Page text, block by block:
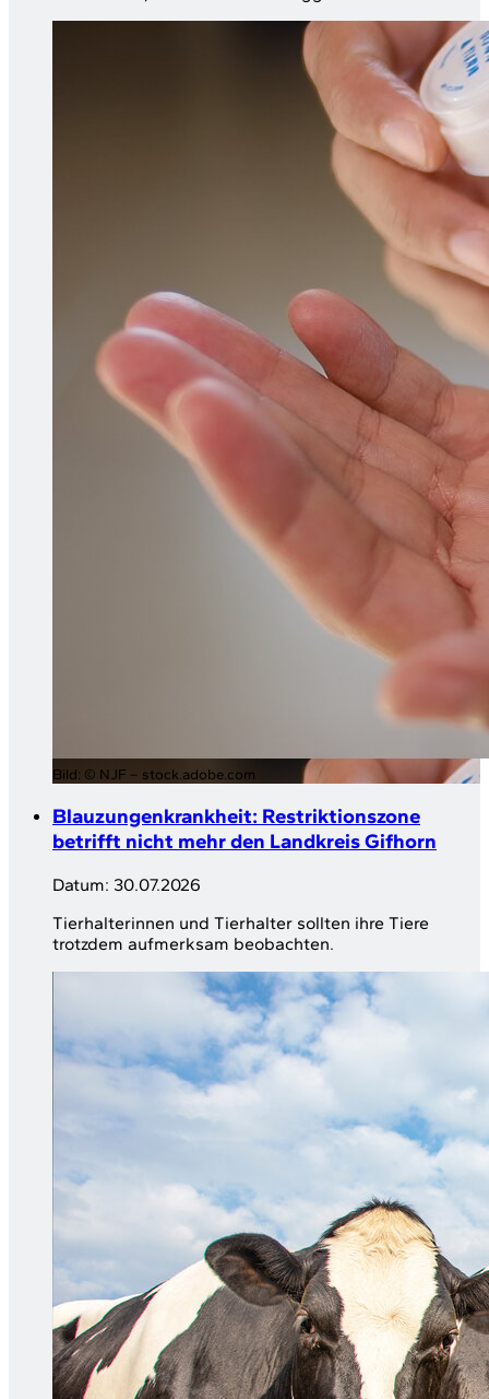
Bild: © NJF – stock.adobe.com
Blauzungenkrankheit: Restriktionszone
betrifft nicht mehr den Landkreis Gifhorn
Datum: 30.07.2026
Tierhalterinnen und Tierhalter sollten ihre Tiere
trotzdem aufmerksam beobachten.